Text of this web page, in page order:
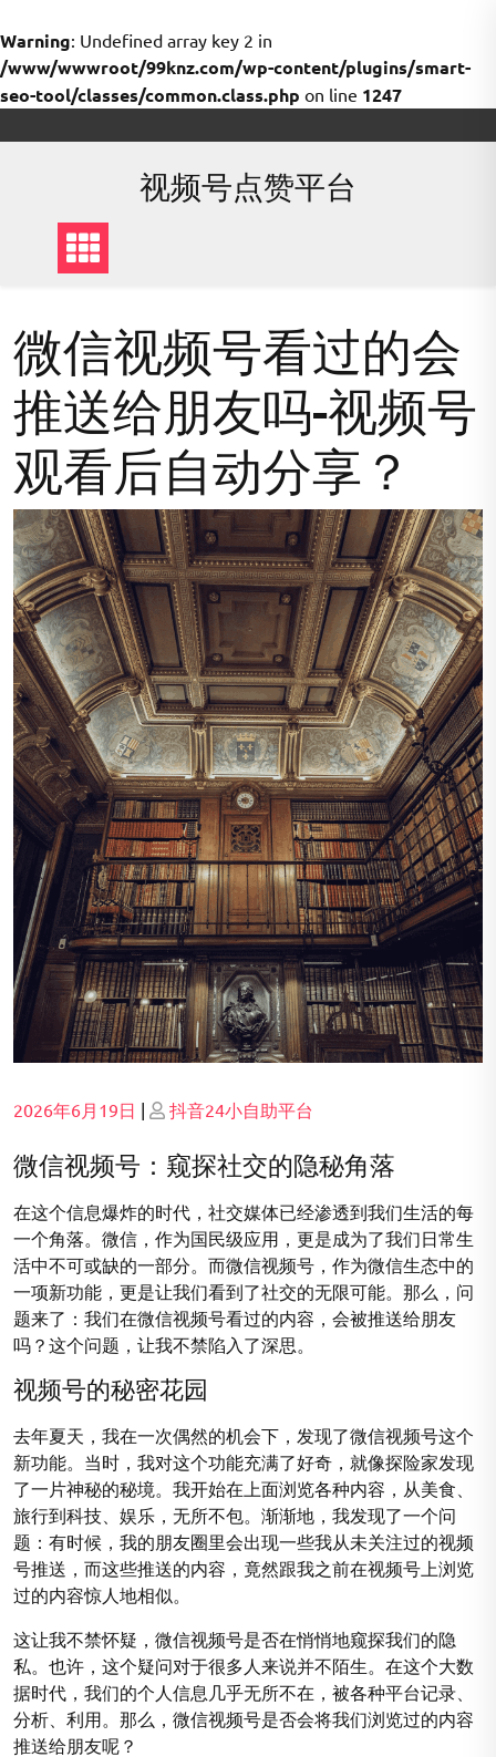
Warning: Undefined array key 2 in
/www/wwwroot/99knz.com/wp-content/plugins/smart-
seo-tool/classes/common.class.php on line 1247
to
视频号点赞平台
微信视频号看过的会
推送给朋友吗-视频号
观看后自动分享？
Posted
2026年6月19日 | Posted
抖音24小自助平台
微信视频号：窥探社交的隐秘角落
在这个信息爆炸的时代，社交媒体已经渗透到我们生活的每
一个角落。微信，作为国民级应用，更是成为了我们日常生
活中不可或缺的一部分。而微信视频号，作为微信生态中的
一项新功能，更是让我们看到了社交的无限可能。那么，问
题来了：我们在微信视频号看过的内容，会被推送给朋友
吗？这个问题，让我不禁陷入了深思。
视频号的秘密花园
去年夏天，我在一次偶然的机会下，发现了微信视频号这个
新功能。当时，我对这个功能充满了好奇，就像探险家发现
了一片神秘的秘境。我开始在上面浏览各种内容，从美食、
旅行到科技、娱乐，无所不包。渐渐地，我发现了一个问
题：有时候，我的朋友圈里会出现一些我从未关注过的视频
号推送，而这些推送的内容，竟然跟我之前在视频号上浏览
过的内容惊人地相似。
这让我不禁怀疑，微信视频号是否在悄悄地窥探我们的隐
私。也许，这个疑问对于很多人来说并不陌生。在这个大数
据时代，我们的个人信息几乎无所不在，被各种平台记录、
分析、利用。那么，微信视频号是否会将我们浏览过的内容
推送给朋友呢？